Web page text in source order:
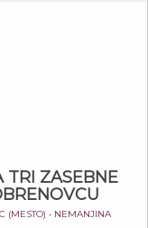
TRI ZASEBNE
(MESTO) • NEMANJINA